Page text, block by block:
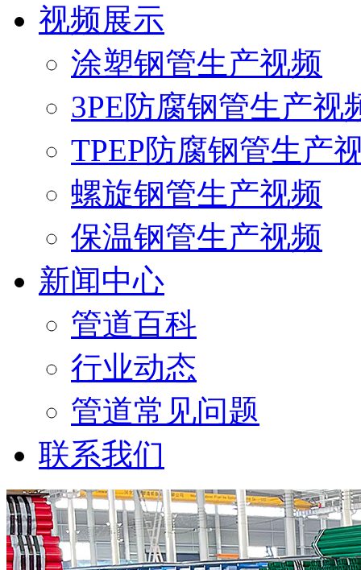
视频展示
涂塑钢管生产视频
3PE防腐钢管生产视
TPEP防腐钢管生产
螺旋钢管生产视频
保温钢管生产视频
新闻中心
管道百科
行业动态
管道常见问题
联系我们